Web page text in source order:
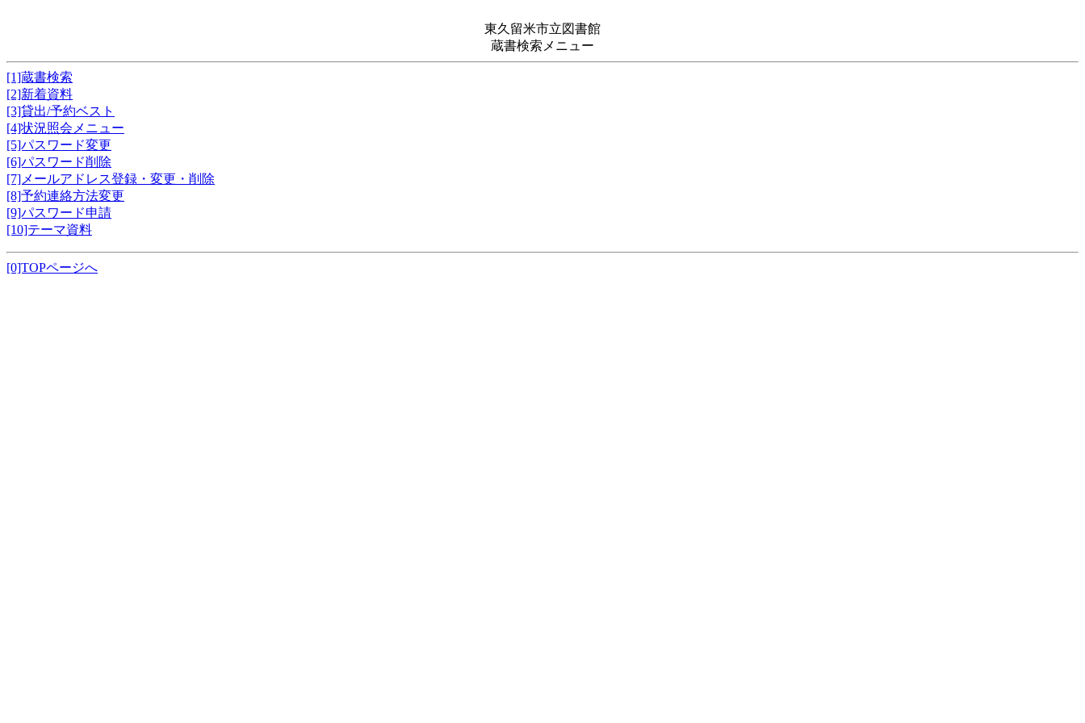
東久留米市立図書館
蔵書検索メニュー
[1]蔵書検索
[2]新着資料
[3]貸出/予約ベスト
[4]状況照会メニュー
[5]パスワード変更
[6]パスワード削除
[7]メールアドレス登録・変更・削除
[8]予約連絡方法変更
[9]パスワード申請
[10]テーマ資料
[0]TOPページへ